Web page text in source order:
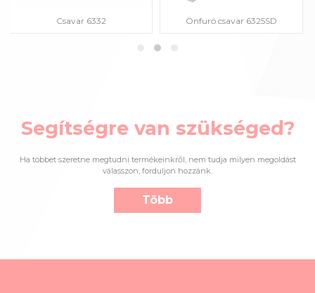
Csavar 6332 Önfuró csavar 6325SD
Segítségre van szükséged?
Ha többet szeretne megtudni termékeinkről, nem tudja milyen megoldást
válasszon, forduljon hozzánk.
Több